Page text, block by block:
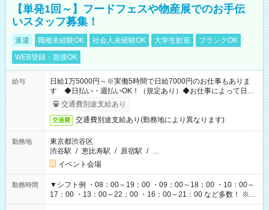
【単発1回～】フードフェスや物産展でのお手伝
いスタッフ募集！
派遣 職種未経験OK 社会人未経験OK 大学生歓迎
ブランクOK
WEB登録・面接OK
給与
日給1万5000円～※実働5時間で日給7000円のお仕事もありま
す ◆日払い・週払いOK！（規定あり）◆お仕事によって日給
も異なります
交通費別途支給あり
交通費 交通費別途支給あり(勤務地により異なります)
勤務地
東京都渋谷区
渋谷駅 / 恵比寿駅 / 原宿駅 / …
イベント会場
勤務時間
▼シフト例 ・08：00～19：00 ・09：00～18：00 ・10：00～
17：00 ・13：00～22：00 ・16：00～21：00 など多数！ ※お
仕事により勤務時間が異なります